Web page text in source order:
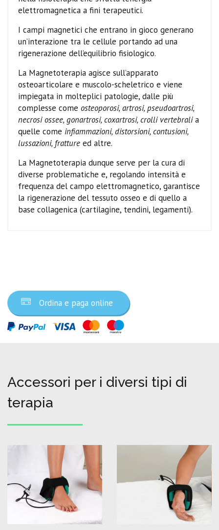
elettromagnetica a fini terapeutici.
I campi magnetici che entrano in gioco generano
un’interazione tra le cellule portando ad una
rigenerazione dell’equilibrio fisiologico.
La Magnetoterapia agisce sull’apparato
osteoarticolare e muscolo-scheletrico e viene
impiegata in molteplici patologie, dalle più
complesse come osteoporosi, artrosi, pseudoartrosi,
necrosi ossee, gonartrosi, coxartrosi, crolli vertebralia
quelle come infiammazioni, distorsioni, contusioni,
lussazioni, fratture ed altre.
La Magnetoterapia dunque serve per la cura di
diverse problematiche e, regolando intensità e
frequenza del campo elettromagnetico, garantisce
la rigenerazione del tessuto osseo e di quello a
base collagenica (cartilagine, tendini, legamenti).
Ordina e paga online
Accessori per i diversi tipi di
terapia